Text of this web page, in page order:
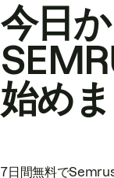
今日
始め
7日間無料で